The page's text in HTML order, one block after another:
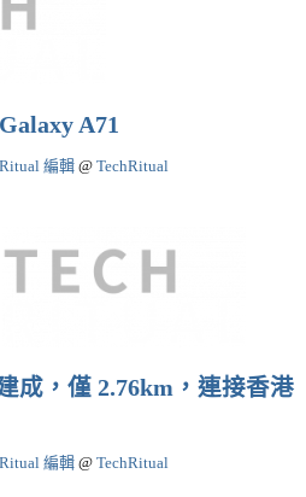
A71
編輯 @ TechRitual
成，僅 2.76km，連接香港
編輯 @ TechRitual